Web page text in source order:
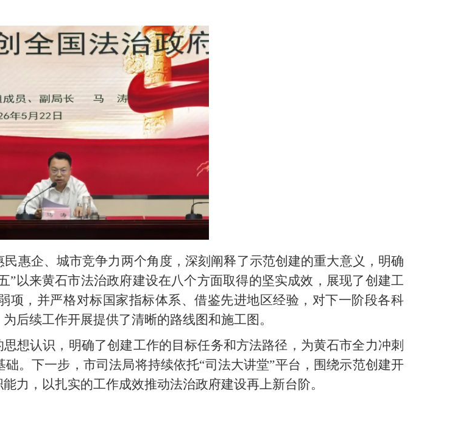
惠企、城市竞争力两个角度，深刻阐释了示范创建的重大意义，明确
”以来黄石市法治政府建设在八个方面取得的坚实成效，展现了创建工
项，并严格对标国家指标体系、借鉴先进地区经验，对下一阶段各科
后续工作开展提供了清晰的路线图和施工图。
想认识，明确了创建工作的目标任务和方法路径，为黄石市全力冲刺
。下一步，市司法局将持续依托“司法大讲堂”平台，围绕示范创建开
力，以扎实的工作成效推动法治政府建设再上新台阶。